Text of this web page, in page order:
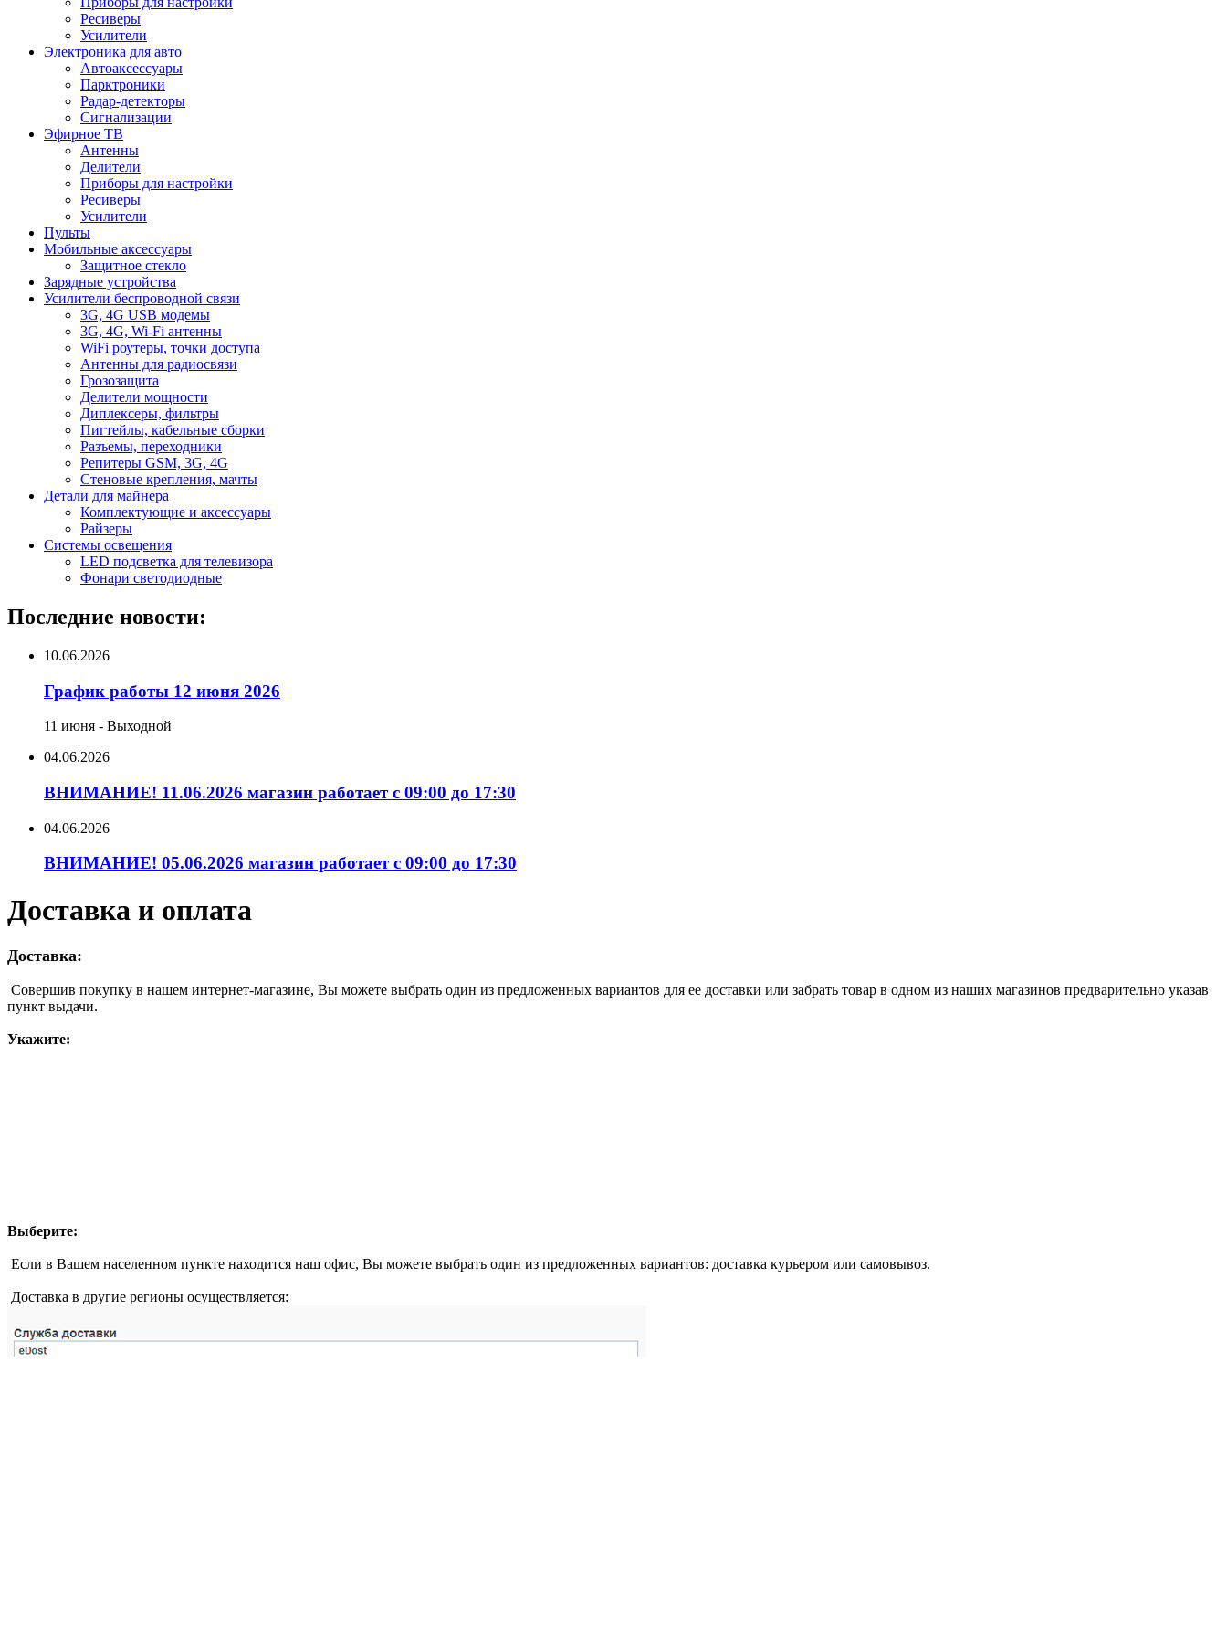
Ресиверы
Усилители
Электроника для авто
Автоаксессуары
Парктроники
Радар-детекторы
Сигнализации
Эфирное ТВ
Антенны
Делители
Приборы для настройки
Ресиверы
Усилители
Пульты
Мобильные аксессуары
Защитное стекло
Зарядные устройства
Усилители беспроводной связи
3G, 4G USB модемы
3G, 4G, Wi-Fi антенны
WiFi роутеры, точки доступа
Антенны для радиосвязи
Грозозащита
Делители мощности
Диплексеры, фильтры
Пигтейлы, кабельные сборки
Разъемы, переходники
Репитеры GSM, 3G, 4G
Стеновые крепления, мачты
Детали для майнера
Комплектующие и аксессуары
Райзеры
Системы освещения
LED подсветка для телевизора
Фонари светодиодные
Последние новости:
10.06.2026
График работы 12 июня 2026
11 июня - Выходной
04.06.2026
ВНИМАНИЕ! 11.06.2026 магазин работает с 09:00 до 17:30
04.06.2026
ВНИМАНИЕ! 05.06.2026 магазин работает с 09:00 до 17:30
Доставка и оплата
Доставка:
Совершив покупку в нашем интернет-магазине, Вы можете выбрать один из предложенных вариантов для ее доставки или забрать товар в одном из наших магазинов предварительно указав
пункт выдачи.
Укажите:
Выберите:
Если в Вашем населенном пункте находится наш офис, Вы можете выбрать один из предложенных вариантов: доставка курьером или самовывоз.
Доставка в другие регионы осуществляется: